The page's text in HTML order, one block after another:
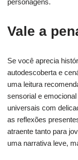
personagens.
Vale a
Se você aprecia
autodescoberta e
uma leitura
sensorial e
universais com
as reflexões
atraente tanto para
uma narrativa leve,